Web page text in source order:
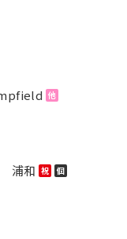
他
浦和 祝 個